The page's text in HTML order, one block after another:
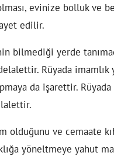
evinize bolluk ve
edilir.
bilmediği yerde
Rüyada imamlık
da işarettir. Rüyada
olduğunu ve cemaate
yöneltmeye yahut